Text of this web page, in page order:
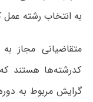
به انتخاب رشته عمل
متقاضیانی مجاز
کدرشته‌ها هستند
گرایش مربوط به